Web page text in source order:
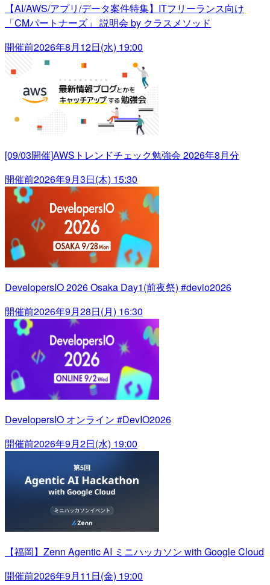
【AI/AWS/アプリ/データ案件特集】ITフリーランス向け
「CMパートナーズ」 説明会 by クラスメソッド
開催前2026年8月12日(水) 19:00
[09/03開催]AWSトレンドチェック勉強会 2026年8月分
開催前2026年9月3日(木) 15:30
DevelopersIO 2026 Osaka Day1(前夜祭) #devio2026
開催前2026年9月28日(月) 16:30
DevelopersIO オンライン #DevIO2026
開催前2026年9月2日(水) 19:00
【福岡】Zenn Agentic AI ミニハッカソン with Google Cloud
開催前2026年9月11日(金) 19:00